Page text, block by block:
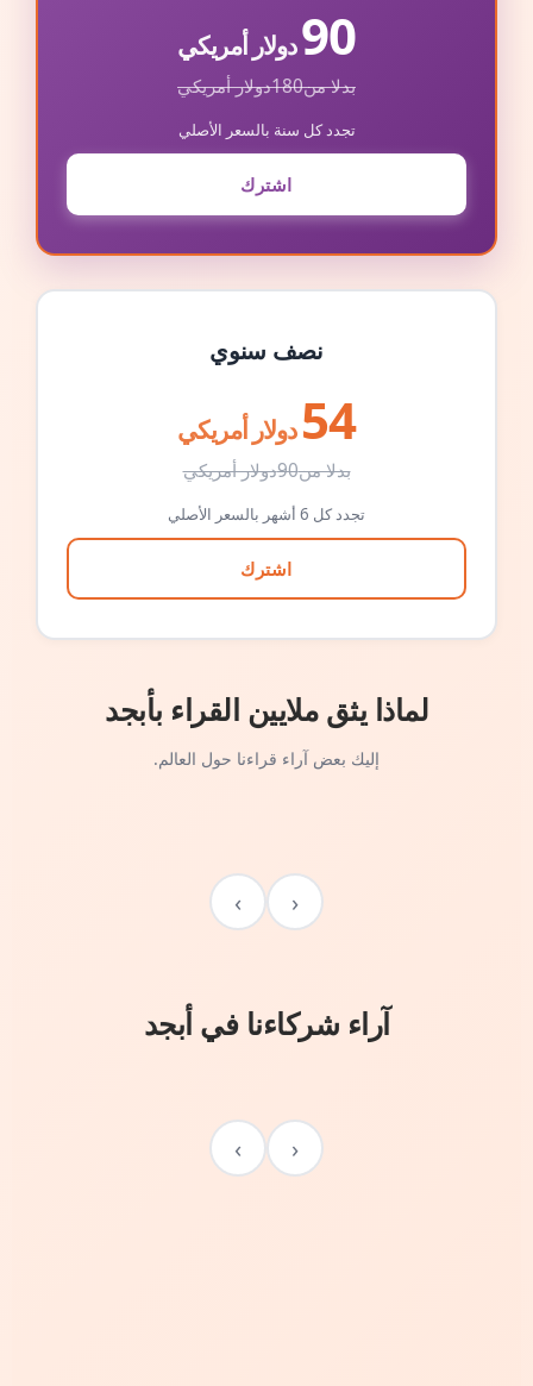
90دولار أمريكي
بدلا من180دولار أمريكي
تجدد كل سنة بالسعر الأصلي
اشترك
نصف سنوي
54 دولار أمريكي
بدلا من90دولار أمريكي
تجدد كل 6 أشهر بالسعر الأصلي
اشترك
لماذا يثق ملايين القراء بأبجد
إليك بعض آراء قراءنا حول العالم.
‹
›
آراء شركاءنا في أبجد
‹
›